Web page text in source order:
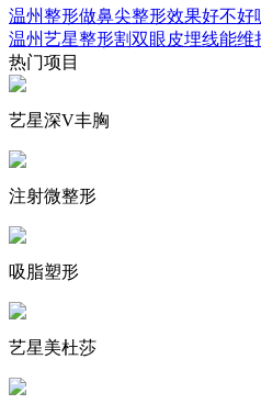
温州整形做鼻尖整形效果好不好
温州艺星整形割双眼皮埋线能维
热门项目
艺星深V丰胸
注射微整形
吸脂塑形
艺星美杜莎